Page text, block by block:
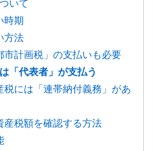
いて
時期
方法
市計画税」の支払いも必要
「代表者」が支払う
税には「連帯納付義務」があ
産税額を確認する方法